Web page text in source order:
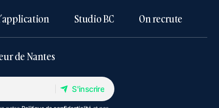
Studio BC On recrute
de Nantes
S'inscrire
S'inscrire